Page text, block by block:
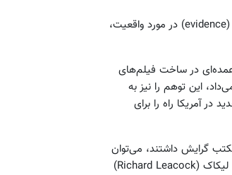
مارگارت مید (Margaret Mead)، انسان‌شناس معروف، در تولید فیلم‌های مستند شاهدگونه (evidence) در مورد واقعیت،
حمل و تجهیزات ضبط صدای همزمان در دهه ۶۰، تحولات عمده‌ای در ساخت فیلم‌های
این توهم را نیز به
آمریکا راه را برای
گرایش داشتند، می‌توان
به برادران مایسل (Maysle) (آلبرت و دیوید)، دی. ای. پنه‌بیکر (D.A. Pennebaker) و ریچارد لیکاک (Richard Leacock)